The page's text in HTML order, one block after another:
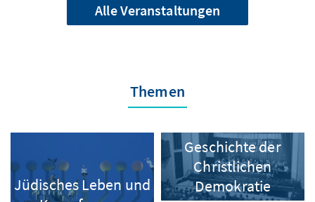
Alle Veranstaltungen
Themen
Jüdisches Leben und
Geschichte der
Christlichen
Demokratie